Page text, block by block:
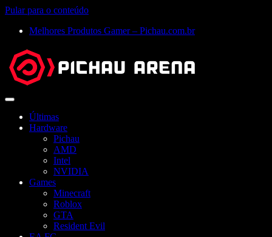
Pular para o conteúdo
Melhores Produtos Gamer – Pichau.com.br
Abrir
Últimas
Hardware
Pichau
AMD
Intel
NVIDIA
Games
Minecraft
Roblox
GTA
Resident Evil